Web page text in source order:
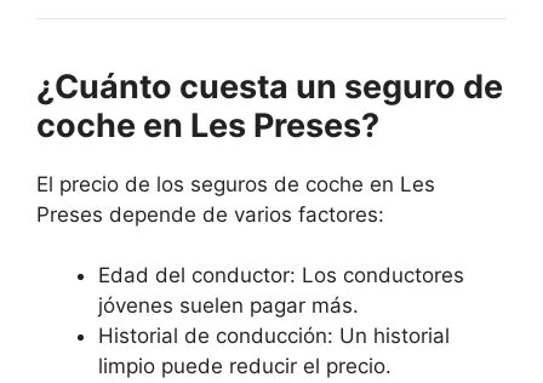
¿Cuánto cuesta un seguro de
coche en Les Preses?
El precio de los seguros de coche en Les
Preses depende de varios factores:
Edad del conductor: Los conductores
jóvenes suelen pagar más.
Historial de conducción: Un historial
limpio puede reducir el precio.